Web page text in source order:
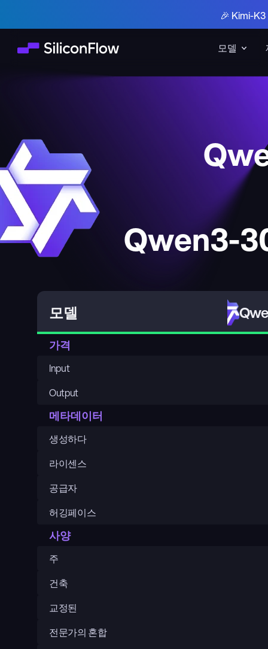
모델
🎉 Kimi-
Qwen3-
모델
가격
Input
Output
메타데이터
생성하다
라이센스
공급자
허깅페이스
사양
주
건축
교정된
전문가의 혼합